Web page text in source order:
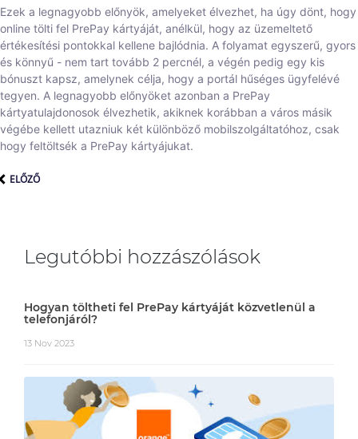
Ezek a legnagyobb előnyök, amelyeket élvezhet, ha úgy dönt, hogy
online tölti fel PrePay kártyáját, anélkül, hogy az üzemeltető
értékesítési pontokkal kellene bajlódnia. A folyamat egyszerű, gyors
és könnyű - nem tart tovább 2 percnél, a végén pedig egy kis
bónuszt kapsz, amelynek célja, hogy a portál hűséges ügyfelévé
tegyen. A legnagyobb előnyöket azonban a PrePay
kártyatulajdonosok élvezhetik, akiknek korábban a város másik
végébe kellett utazniuk két különböző mobilszolgáltatóhoz, csak
hogy feltöltsék a PrePay kártyájukat.
ELŐZŐ
Legutóbbi hozzászólások
Hogyan töltheti fel PrePay kártyáját közvetlenül a
telefonjáról?
13 Nov 2023